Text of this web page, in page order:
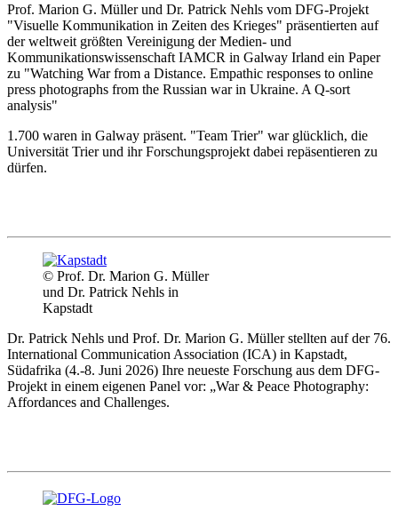
Prof. Marion G. Müller und Dr. Patrick Nehls vom DFG-Projekt
"Visuelle Kommunikation in Zeiten des Krieges" präsentierten auf
der weltweit größten Vereinigung der Medien- und
Kommunikationswissenschaft IAMCR in Galway Irland ein Paper
zu "Watching War from a Distance. Empathic responses to online
press photographs from the Russian war in Ukraine. A Q-sort
analysis"
1.700 waren in Galway präsent. "Team Trier" war glücklich, die
Universität Trier und ihr Forschungsprojekt dabei repäsentieren zu
dürfen.
© Prof. Dr. Marion G. Müller
und Dr. Patrick Nehls in
Kapstadt
Dr. Patrick Nehls und Prof. Dr. Marion G. Müller stellten auf der 76.
International Communication Association (ICA) in Kapstadt,
Südafrika (4.-8. Juni 2026) Ihre neueste Forschung aus dem DFG-
Projekt in einem eigenen Panel vor: „War & Peace Photography:
Affordances and Challenges.